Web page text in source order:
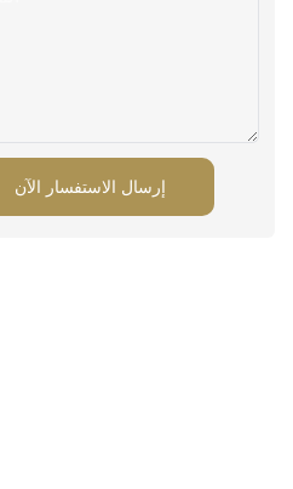
إرسال الاستفسار الآن